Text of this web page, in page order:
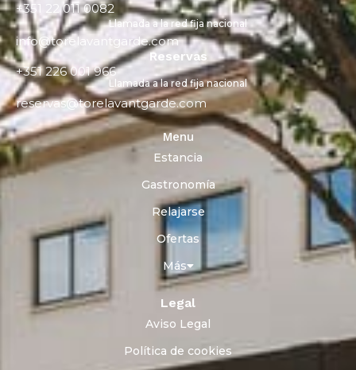
+351 22 011 0082
Llamada a la red fija nacional
info@torelavantgarde.com
Reservas
+351 226 001 966
Llamada a la red fija nacional
reservas@torelavantgarde.com
Menu
Estancia
Gastronomía
Relajarse
Ofertas
Más
Legal
Aviso Legal
Política de cookies